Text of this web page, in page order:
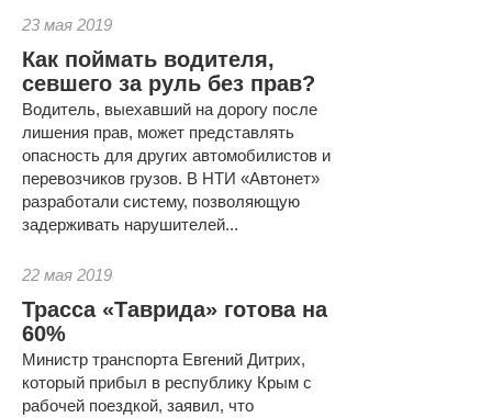
23 мая 2019
Как поймать водителя,
севшего за руль без прав?
Водитель, выехавший на дорогу после
лишения прав, может представлять
опасность для других автомобилистов и
перевозчиков грузов. В НТИ «Автонет»
разработали систему, позволяющую
задерживать нарушителей...
22 мая 2019
Трасса «Таврида» готова на
60%
Министр транспорта Евгений Дитрих,
который прибыл в республику Крым с
рабочей поездкой, заявил, что